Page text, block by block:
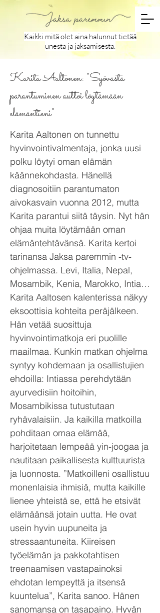
Kaikki mitä olet aina halunnut tietää
unesta ja jaksamisesta.
Karita Aaltonen: ”Syövästä
parantuminen auttoi löytämään
elämäntieni”
Karita Aaltonen on tunnettu
hyvinvointivalmentaja, jonka uusi
polku löytyi oman elämän
käännekohdasta. Hänellä
diagnosoitiin parantumaton
aivokasvain vuonna 2012, mutta
Karita parantui siitä täysin. Nyt hän
ohjaa muita löytämään oman
elämäntehtävänsä. Karita kertoi
tarinansa Jaksa paremmin -tv-
ohjelmassa. Levi, Italia, Nepal,
Mosambik, Kenia, Marokko, Intia…
Karita Aaltosen kalenterissa näkyy
eksoottisia kohteita peräjälkeen.
Hän vetää suosittuja
hyvinvointimatkoja eri puolille
maailmaa. Kunkin matkan ohjelma
syntyy kohdemaan ja osallistujien
ehdoilla: Intiassa perehdytään
ayurvedisiin hoitoihin,
Mosambikissa tutustutaan
ryhävalaisiin. Ja kaikilla matkoilla
pohditaan omaa elämää,
harjoitetaan lempeää yin-joogaa ja
nautitaan paikallisesta kulttuurista
ja luonnosta. ”Matkoilleni osallistuu
monenlaisia ihmisiä, mutta kaikille
lienee yhteistä se, että he etsivät
elämäänsä jotain uutta. He ovat
usein hyvin uupuneita ja
stressaantuneita. Kiireisen
työelämän ja pakkotahtisen
treenaamisen vastapainoksi
ehdotan lempeyttä ja itsensä
kuuntelua”, Karita sanoo. Hänen
sanomansa on tasapaino. Hyvän